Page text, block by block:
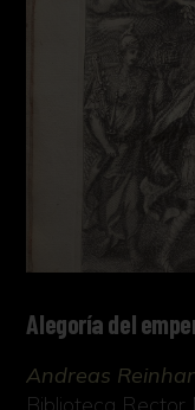
Alegoría del
Andreas
Biblioteca Rector